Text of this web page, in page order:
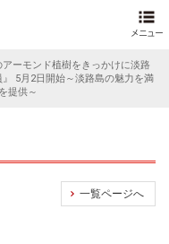
アーモンド植樹をきっかけに淡路
5月2日開始～淡路島の魅力を満
提供～
一覧ページへ